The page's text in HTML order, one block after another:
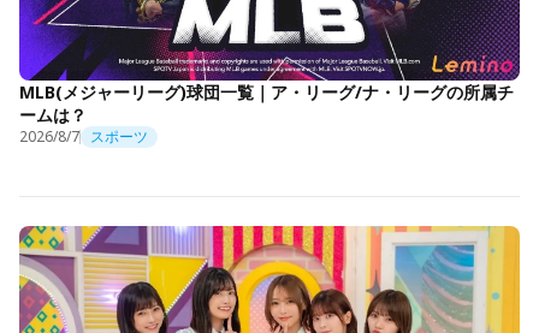
MLB(メジャーリーグ)球団一覧｜ア・リーグ/ナ・リーグの所属チ
ームは？
2026/8/7 スポーツ